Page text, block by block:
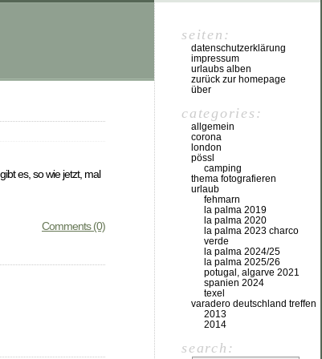
es, so wie jetzt, mal
Comments (0)
seiten:
datenschutzerklärung
impressum
urlaubs alben
zurück zur homepage
über
categories:
allgemein
corona
london
pössl
camping
thema fotografieren
urlaub
fehmarn
la palma 2019
la palma 2020
la palma 2023 charco
verde
la palma 2024/25
la palma 2025/26
potugal, algarve 2021
spanien 2024
texel
varadero deutschland treffen
2013
2014
search: